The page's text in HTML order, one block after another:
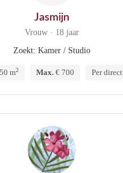
Jasmijn
Vrouw · 18 jaar
Zoekt: Kamer / Studio
m2 Max.€ 700 Per direct